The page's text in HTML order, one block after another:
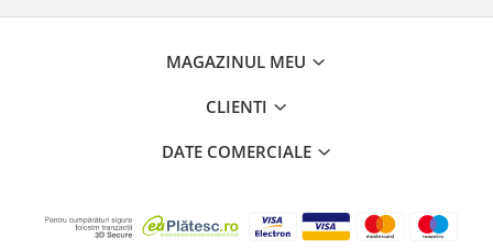
MAGAZINUL MEU
CLIENTI
DATE COMERCIALE